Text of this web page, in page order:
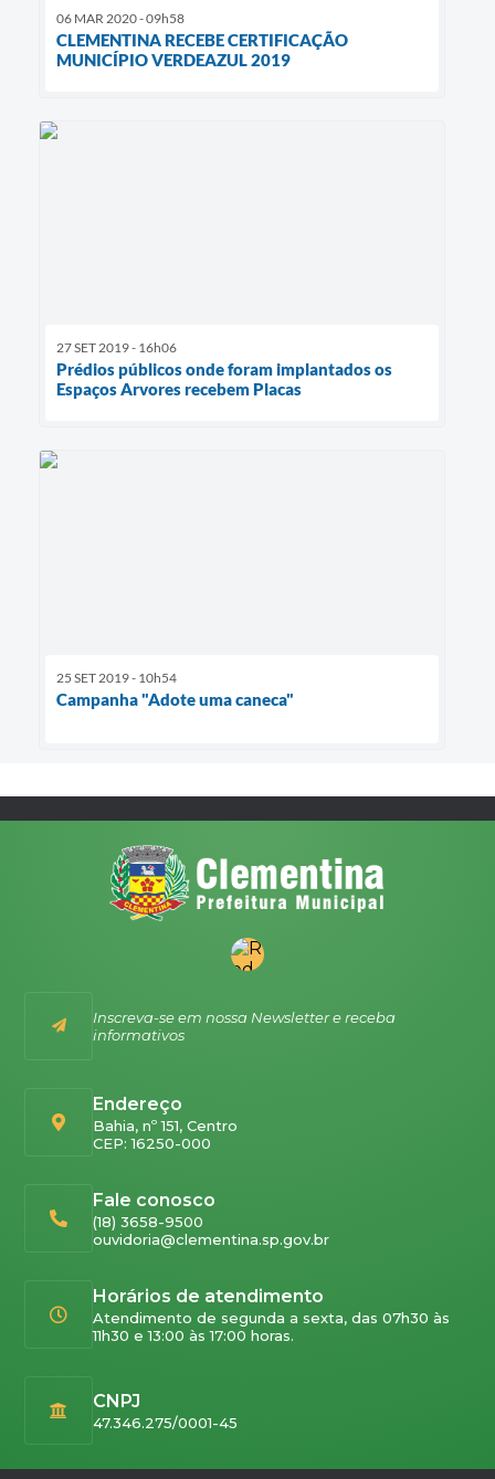
06 MAR 2020 - 09h58
CLEMENTINA RECEBE CERTIFICAÇÃO
MUNICÍPIO VERDEAZUL 2019
27 SET 2019 - 16h06
Prédios públicos onde foram implantados os
Espaços Arvores recebem Placas
25 SET 2019 - 10h54
Campanha "Adote uma caneca"
Inscreva-se em nossa Newsletter e receba
informativos
Endereço
Bahia, nº 151, Centro
CEP: 16250-000
Fale conosco
(18) 3658-9500
ouvidoria@clementina.sp.gov.br
Horários de atendimento
Atendimento de segunda a sexta, das 07h30 às
11h30 e 13:00 às 17:00 horas.
CNPJ
47.346.275/0001-45